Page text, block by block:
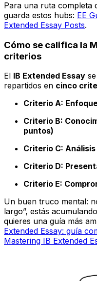
Para una ruta completa
guarda estos hubs: EE
Extended Essay Posts.
Cómo se califica la
criterios
El IB Extended Essay
repartidos en cinco
Criterio A:
Criterio B:
puntos)
Criterio C:
Criterio D:
Criterio E:
Un buen truco mental:
largo”, estás
quieres una guía más
Extended Essay: guía
Mastering IB Extended